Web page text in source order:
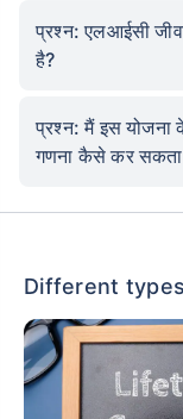
प्रश्न: एलआईसी
है?
प्रश्न: मैं इस योजना
गणना कैसे कर
Different